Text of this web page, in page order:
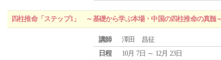
四柱推命「ステップ1」 ～基礎から学ぶ本場・中国の四柱推命の真髄
講師
澤田 昌征
日程
10月 7日 ～ 12月 23日